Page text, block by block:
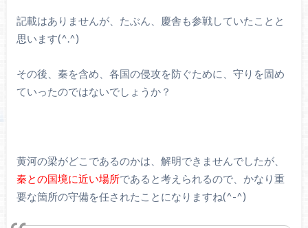
記載はありませんが、たぶん、慶舎も参戦していたことと
思います(^.^)
その後、秦を含め、各国の侵攻を防ぐために、守りを固め
ていったのではないでしょうか？
黄河の梁がどこであるのかは、解明できませんでしたが、
秦との国境に近い場所であると考えられるので、かなり重
要な箇所の守備を任されたことになりますね(^-^)